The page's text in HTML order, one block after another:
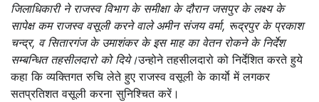
जिलाधिकारी ने राजस्व विभाग के समीक्षा के दौरान जसपुर के लक्ष्य के
सापेक्ष कम राजस्व वसूली करने वाले अमीन संजय वर्मा, रूद्रपुर के प्रकाश
चन्द्र, व सितारगंज के उमाशंकर के इस माह का वेतन रोकने के निर्देश
सम्बन्धित तहसीलदारो को दिये।उन्होने तहसीलदारो को निर्देशित करते हुये
कहा कि व्यक्तिगत रुचि लेते हुए राजस्व वसूली के कार्याे में लगकर
सतप्रतिशत वसूली करना सुनिश्चित करें।